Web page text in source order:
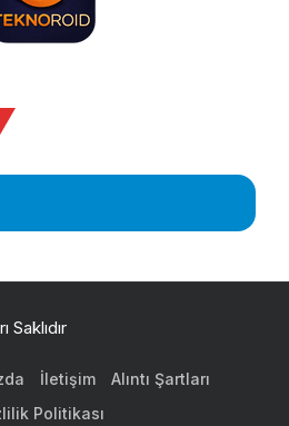
İletişim
Alıntı Şartları
Politikası